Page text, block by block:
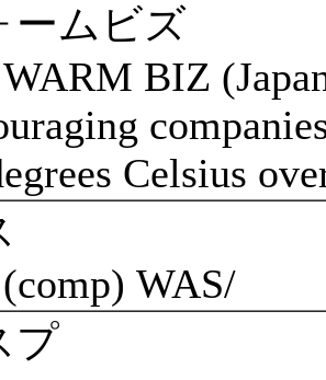
ームビズ
BIZ
Celsius
WAS/
プ